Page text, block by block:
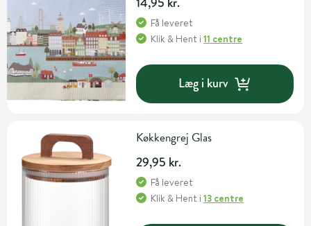
Få leveret
Klik & Hent i11 centre
Læg i kurv
Køkkengrej Glas
29,95 kr.
Få leveret
Klik & Hent i13 centre